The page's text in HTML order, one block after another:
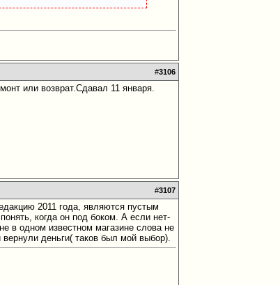
#3106
или возврат.Сдавал 11 января.
#3107
2011 года, являются пустым
когда он под боком. А если нет-
в одном известном магазине слова не
деньги( таков был мой выбор).